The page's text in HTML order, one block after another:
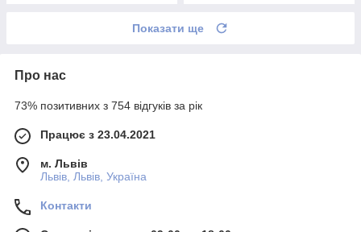
Показати ще
Про нас
73% позитивних з 754 відгуків за рік
Працює з 23.04.2021
м. Львів
Львів, Львів, Україна
Контакти